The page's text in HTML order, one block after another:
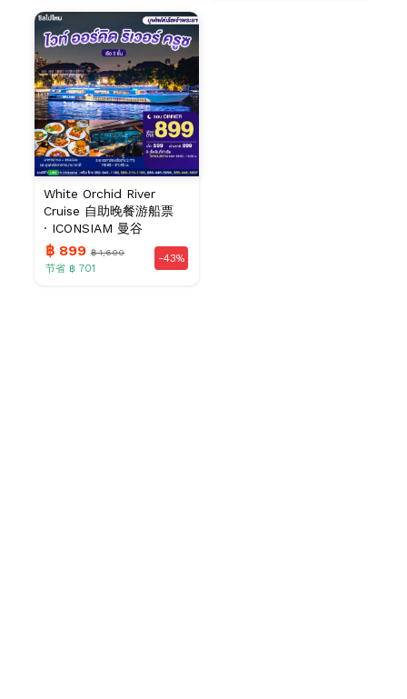
White Orchid River
Cruise 自助晚餐游船票
· ICONSIAM 曼谷
฿ 899 ฿ 1,600
节省 ฿ 701
-43%